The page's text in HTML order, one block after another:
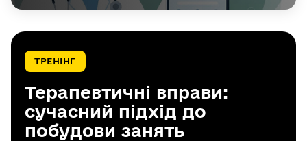
ТРЕНІНГ
Терапевтичні вправи:
сучасний підхід до
побудови занять